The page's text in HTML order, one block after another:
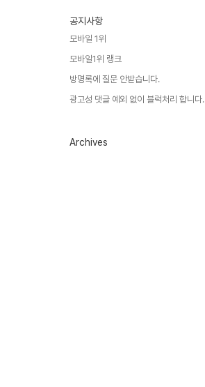
공지사항
모바일 1위
모바일1위 랭크
방명록에 질문 안받습니다.
광고성 댓글 예외 없이 블럭처리 합니다.
Archives